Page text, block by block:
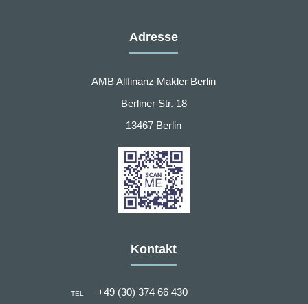
Adresse
AMB Allfinanz Makler Berlin
Berliner Str. 18
13467 Berlin
Kontakt
TEL +49 (30) 374 66 430